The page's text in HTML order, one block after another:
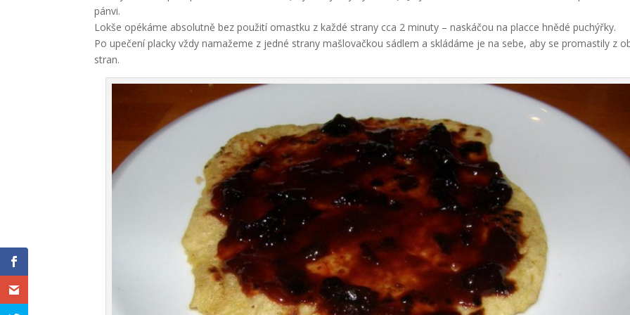
pánvi.
Lokše opékáme absolutně bez použití omastku z každé strany cca 2 minuty – naskáčou na placce hnědé puchýřky.
Po upečení placky vždy namažeme z jedné strany mašlovačkou sádlem a skládáme je na sebe, aby se promastily z
stran.